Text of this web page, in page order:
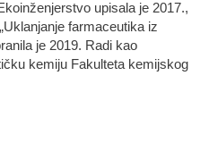
upisala je 2017.,
farmaceutika iz
je 2019. Radi kao
kemiju Fakulteta kemijskog